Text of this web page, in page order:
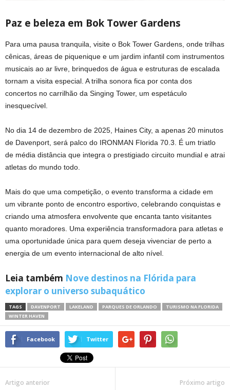
Paz e beleza em Bok Tower Gardens
Para uma pausa tranquila, visite o Bok Tower Gardens, onde trilhas
cênicas, áreas de piquenique e um jardim infantil com instrumentos
musicais ao ar livre, brinquedos de água e estruturas de escalada
tornam a visita especial. A trilha sonora fica por conta dos
concertos no carrilhão da Singing Tower, um espetáculo
inesquecível.
No dia 14 de dezembro de 2025, Haines City, a apenas 20 minutos
de Davenport, será palco do IRONMAN Florida 70.3. É um triatlo
de média distância que integra o prestigiado circuito mundial e atrai
atletas do mundo todo.
Mais do que uma competição, o evento transforma a cidade em
um vibrante ponto de encontro esportivo, celebrando conquistas e
criando uma atmosfera envolvente que encanta tanto visitantes
quanto moradores. Uma experiência transformadora para atletas e
uma oportunidade única para quem deseja vivenciar de perto a
energia de um evento internacional de alto nível.
Leia também Nove destinos na Flórida para
explorar o universo subaquático
TAGS DAVENPORT LAKELAND PARQUES DE ORLANDO
TURISMO NA FLORIDA
WINTER HAVEN
Facebook Twitter
Artigo anterior Próximo artigo